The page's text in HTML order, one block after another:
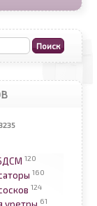
120
160
124
61